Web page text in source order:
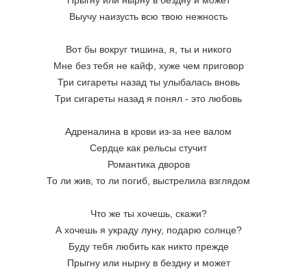
Выучу наизусть всю твою нежность
Вот бы вокруг тишина, я, ты и никого
Мне без тебя не кайф, хуже чем приговор
Три сигареты назад ты улыбалась вновь
Три сигареты назад я понял - это любовь
Адреналина в крови из-за нее валом
Сердце как рельсы стучит
Романтика дворов
То ли жив, то ли погиб, выстрелила взглядом
Что же ты хочешь, скажи?
А хочешь я украду луну, подарю солнце?
Буду тебя любить как никто прежде
Прыгну или нырну в бездну и может